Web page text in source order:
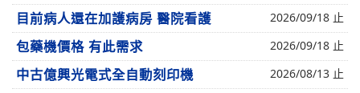
目前病人還在加護病房 醫院看護 2026/09/18 止
包藥機價格 有此需求 2026/09/18 止
中古億興光電式全自動刻印機 2026/08/13 止